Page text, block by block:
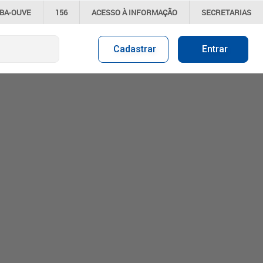
OUVE 156 ACESSO ÀINFORMAÇÃO SECRETARIAS
Cadastrar Entrar